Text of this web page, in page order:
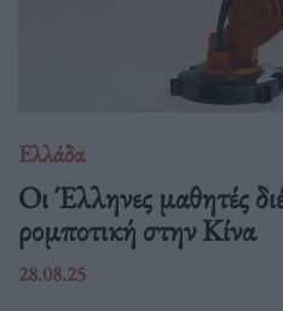
Ελλάδα
Οι Έλληνες μαθητές
ρομποτική στην Κίνα
28.08.25